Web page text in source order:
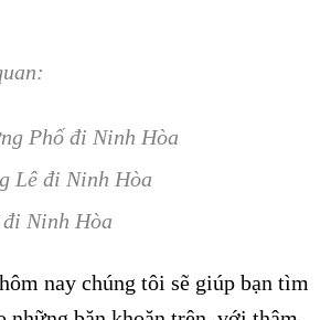
Phố đi Ninh Hòa
Lê đi Ninh Hòa
Ninh Hòa
nay chúng tôi sẽ giúp bạn tìm